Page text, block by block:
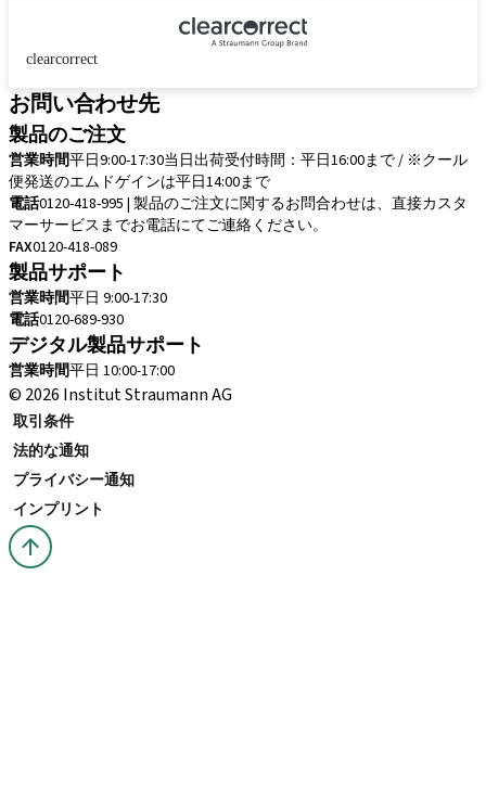
clearcorrect
お問い合わせ先
製品のご注文
営業時間平日9:00-17:30当日出荷受付時間：平日16:00まで / ※クール
便発送のエムドゲインは平日14:00まで
電話0120-418-995 | 製品のご注文に関するお問合わせは、直接カスタ
マーサービスまでお電話にてご連絡ください。
FAX0120-418-089
製品サポート
営業時間平日 9:00-17:30
電話0120-689-930
デジタル製品サポート
営業時間平日 10:00-17:00
© 2026 Institut Straumann AG
取引条件
法的な通知
プライバシー通知
インプリント